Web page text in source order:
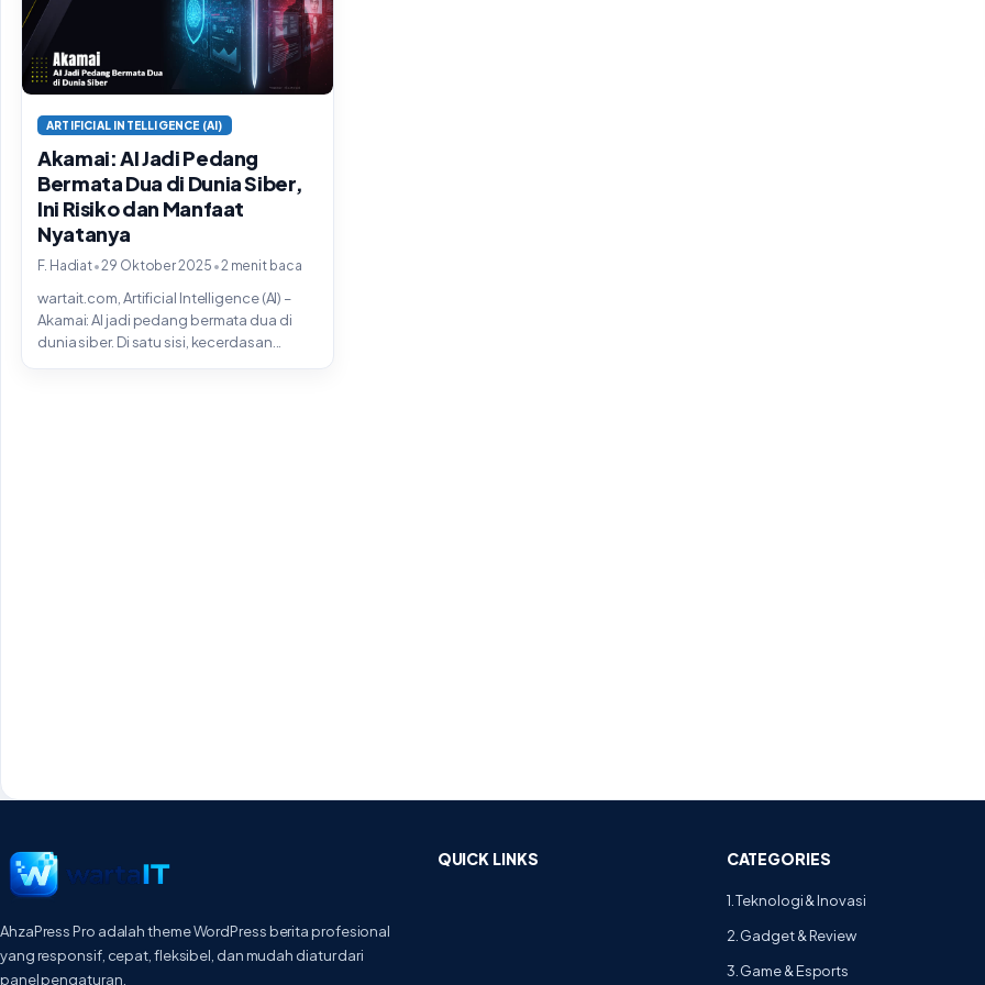
ARTIFICIAL INTELLIGENCE (AI)
Akamai: AI Jadi Pedang
Bermata Dua di Dunia Siber,
Ini Risiko dan Manfaat
Nyatanya
F. Hadiat•29 Oktober 2025 •2 menit baca
wartait.com, Artificial Intelligence (AI) –
Akamai: AI jadi pedang bermata dua di
dunia siber. Di satu sisi, kecerdasan...
AhzaPress Pro adalah theme WordPress berita profesional
yang responsif, cepat, fleksibel, dan mudah diatur dari
panel pengaturan.
QUICK LINKS CATEGORIES
1. Teknologi & Inovasi
2. Gadget & Review
3. Game & Esports